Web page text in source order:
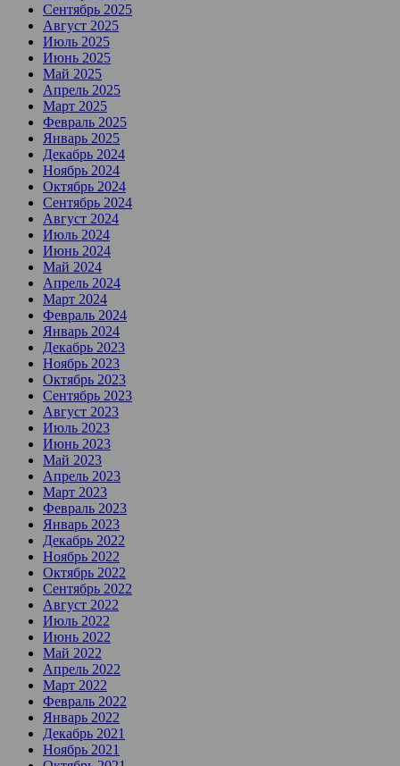
Сентябрь 2025
Август 2025
Июль 2025
Июнь 2025
Май 2025
Апрель 2025
Март 2025
Февраль 2025
Январь 2025
Декабрь 2024
Ноябрь 2024
Октябрь 2024
Сентябрь 2024
Август 2024
Июль 2024
Июнь 2024
Май 2024
Апрель 2024
Март 2024
Февраль 2024
Январь 2024
Декабрь 2023
Ноябрь 2023
Октябрь 2023
Сентябрь 2023
Август 2023
Июль 2023
Июнь 2023
Май 2023
Апрель 2023
Март 2023
Февраль 2023
Январь 2023
Декабрь 2022
Ноябрь 2022
Октябрь 2022
Сентябрь 2022
Август 2022
Июль 2022
Июнь 2022
Май 2022
Апрель 2022
Март 2022
Февраль 2022
Январь 2022
Декабрь 2021
Ноябрь 2021